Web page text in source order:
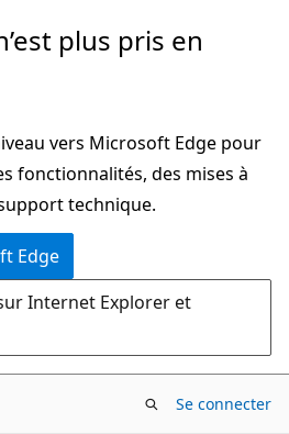
plus pris en
vers Microsoft Edge pour
fonctionnalités, des mises à
technique.
Edge
Internet Explorer et
Se connecter